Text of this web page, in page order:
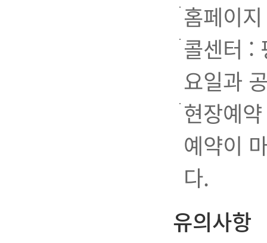
홈페이
콜센터 :
요일과
현장예
예약이
다.
유의사항